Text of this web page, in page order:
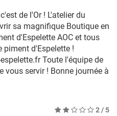
de l'Or ! L'atelier du
sa magnifique Boutique en
d'Espelette AOC et tous
piment d'Espelette !
Toute l'équipe de
vous servir ! Bonne journée à
2/ 5